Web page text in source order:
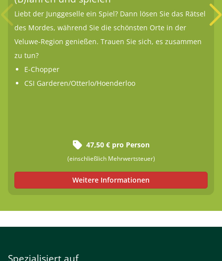
Liebt der Junggeselle ein Spiel? Dann lösen Sie das Rätsel
des Mordes, während Sie die schönsten Orte in der
Veluwe-Region genießen. Trauen Sie sich, es zusammen
zu tun?
E-Chopper
CSI Garderen/Otterlo/Hoenderloo
47,50 € pro Person
(einschließlich Mehrwertsteuer)
Weitere Informationen
Spezialisiert auf